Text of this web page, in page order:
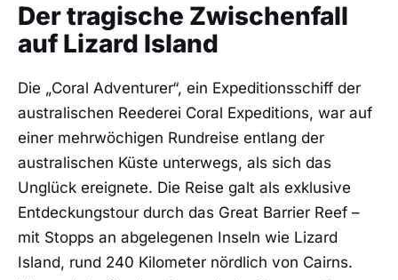
Der tragische Zwischenfall
auf Lizard Island
Die „Coral Adventurer“, ein Expeditionsschiff der
australischen Reederei Coral Expeditions, war auf
einer mehrwöchigen Rundreise entlang der
australischen Küste unterwegs, als sich das
Unglück ereignete. Die Reise galt als exklusive
Entdeckungstour durch das Great Barrier Reef –
mit Stopps an abgelegenen Inseln wie Lizard
Island, rund 240 Kilometer nördlich von Cairns.